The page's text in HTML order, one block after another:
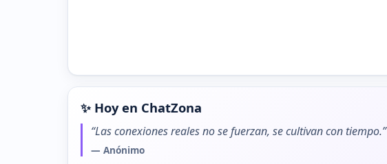
✨ Hoy en ChatZona
“Las conexiones reales no se fuerzan, se cultivan con tiempo.”
— Anónimo